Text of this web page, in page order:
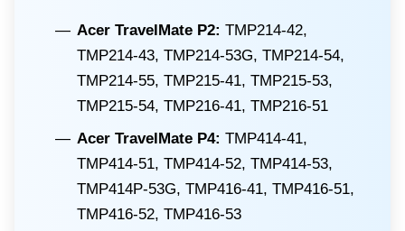
Acer TravelMate P2: TMP214-42,
TMP214-43, TMP214-53G, TMP214-54,
TMP214-55, TMP215-41, TMP215-53,
TMP215-54, TMP216-41, TMP216-51
Acer TravelMate P4: TMP414-41,
TMP414-51, TMP414-52, TMP414-53,
TMP414P-53G, TMP416-41, TMP416-51,
TMP416-52, TMP416-53